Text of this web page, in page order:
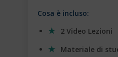
Cosa è incluso:
2 Video Lezioni
Materiale di